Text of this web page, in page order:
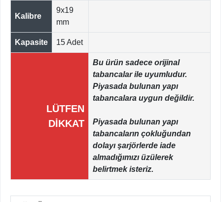
Kalibre
9x19
mm
Kapasite 15 Adet
LÜTFEN
DİKKAT
Bu ürün sadece orijinal
tabancalar ile uyumludur.
Piyasada bulunan yapı
tabancalara uygun değildir.
Piyasada bulunan yapı
tabancaların çokluğundan
dolayı şarjörlerde iade
almadığımızı üzülerek
belirtmek isteriz.